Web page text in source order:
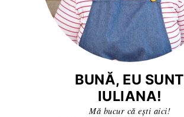
BUNĂ, EU SUNT
IULIANA!
Mă bucur că ești aici!